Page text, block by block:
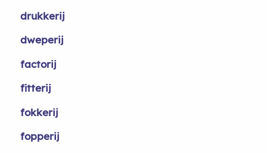
drukkerij
dweperij
factorij
fitterij
fokkerij
fopperij